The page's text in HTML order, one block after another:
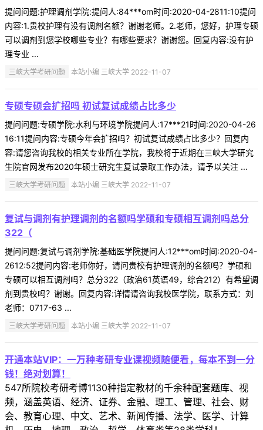
提问问题:护理调剂学院:提问人:84***om时间:2020-04-2811:10提问
内容:1.贵校护理有没有调剂名额？谢谢老师。2.老师，您好，护理专硕
可以调剂到您学校哪些专业？有哪些要求？谢谢您。回复内容:没有护
理专业 ...
三峡大学考研问题 本站小编 三峡大学 2022-11-07
专硕专硕会扩招吗 初试复试成绩占比多少
提问问题:专硕学院:水利与环境学院提问人:17***21时间:2020-04-26
16:11提问内容:专硕今年会扩招吗？初试复试成绩占比多少？回复内
容:请您咨询我校的相关专业所在学院，我校将于近期在三峡大学研究
生院官网发布2020年硕士研究生复试录取工作办法，请予以关注 ...
三峡大学考研问题 本站小编 三峡大学 2022-11-07
复试与调剂有护理调剂的名额吗学硕和专硕相互调剂吗总分
322（
提问问题:复试与调剂学院:基础医学院提问人:12***om时间:2020-04-
2612:52提问内容:老师你好，请问贵校有护理调剂的名额吗？学硕和
专硕可以相互调剂吗？总分322（政治61英语49，综合212）有希望调
剂到贵校吗？谢谢。回复内容:详情请咨询我校医学院，联系方式：刘
老师：0717-63 ...
三峡大学考研问题 本站小编 三峡大学 2022-11-07
开通本站VIP：一万种考研专业课视频随便看，每本不到一分
钱！绝对划算！
547所院校考研考博1130种指定教材的千余种配套题库、视
频，涵盖英语、经济、证券、金融、理工、管理、社会、财
会、教育心理、中文、艺术、新闻传播、法学、医学、计算